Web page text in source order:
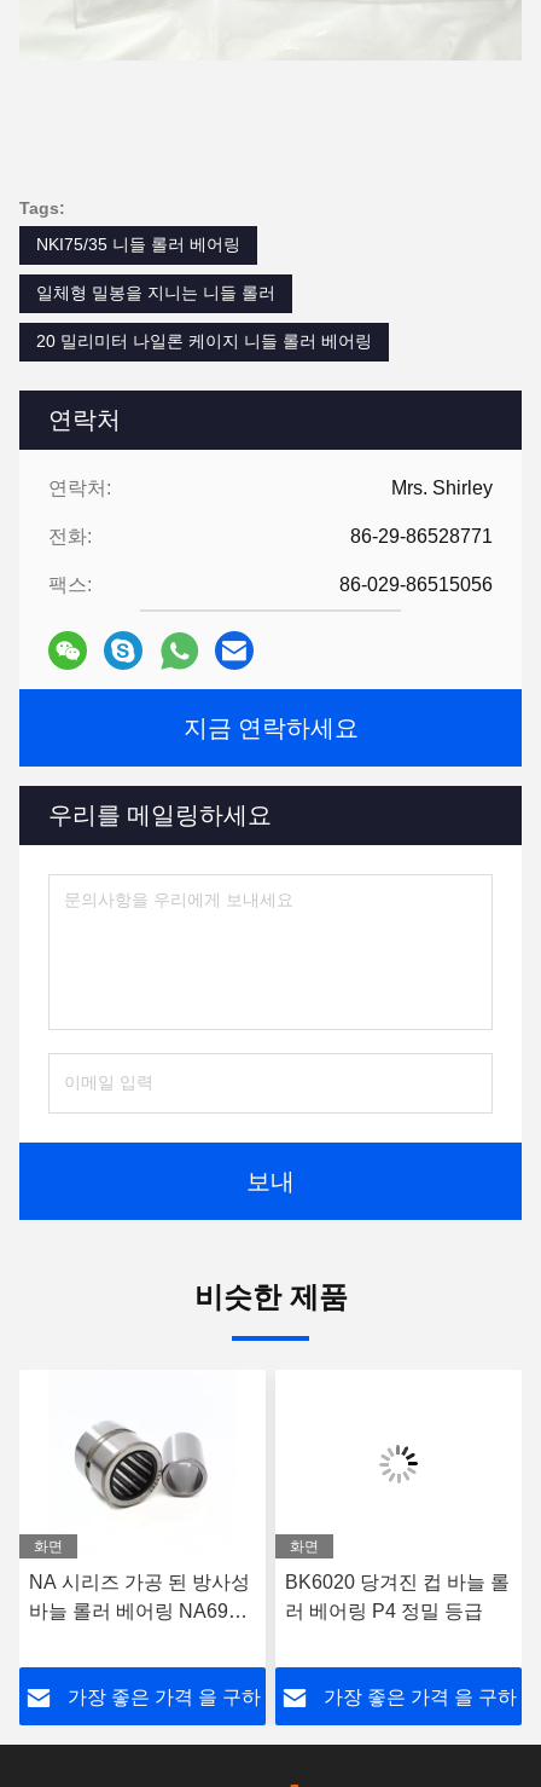
연락처
연락처: Mrs. Shirley
전화: 86-29-86528771
팩스: 86-029-86515056
지금 연락하세요
우리를 메일링하세요
보내
Tags:
NKI75/35 니들 롤러 베어링
일체형 밀봉을 지니는 니들 롤러
20 밀리미터 나일론 케이지 니들 롤러 베어링
비슷한 제품
화면
NA 시리즈 가공 된 방사성
바늘 롤러 베어링 NA6905
내부 고리로
가장 좋은 가격 을 구하
화면
BK6020 당겨진 컵 바늘 롤
러 베어링 P4 정밀 등급
가장 좋은 가격 을 구하